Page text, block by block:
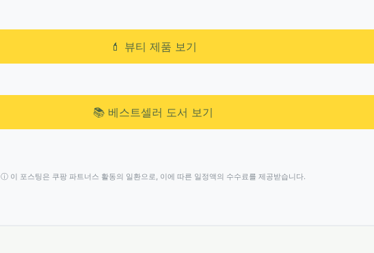
💄 뷰티 제품 보기
📚 베스트셀러 도서 보기
ⓘ 이 포스팅은 쿠팡 파트너스 활동의 일환으로, 이에 따른 일정액의 수수료를 제공받습니다.